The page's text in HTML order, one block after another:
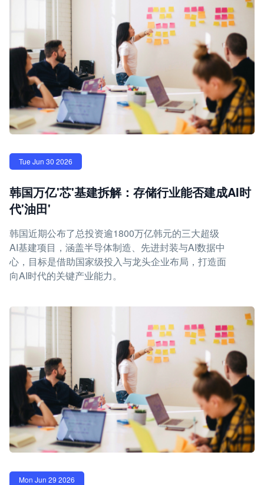
Tue Jun 30 2026
韩国万亿'芯'基建拆解：存储行业能否建成AI时
代'油田'
韩国近期公布了总投资逾1800万亿韩元的三大超级
AI基建项目，涵盖半导体制造、先进封装与AI数据中
心，目标是借助国家级投入与龙头企业布局，打造面
向AI时代的关键产业能力。
Mon Jun 29 2026